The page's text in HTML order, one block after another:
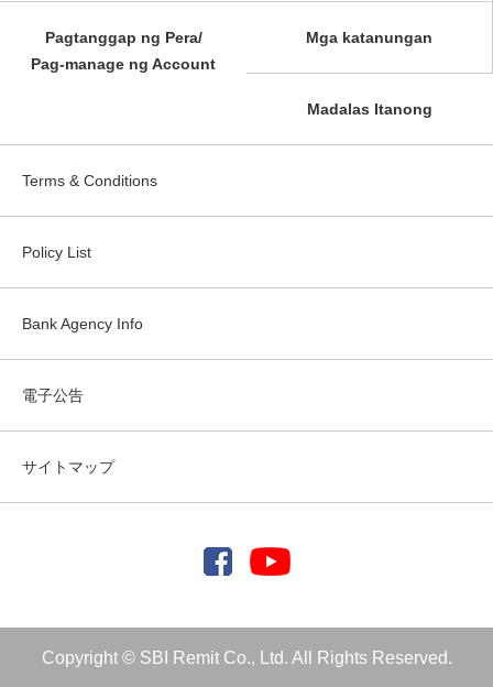
Pagtanggap ng Pera/
Pag-manage ng Account
Mga katanungan
Madalas Itanong
Terms & Conditions
Policy List
Bank Agency Info
電子公告
サイトマップ
Copyright © SBI Remit Co., Ltd. All Rights Reserved.